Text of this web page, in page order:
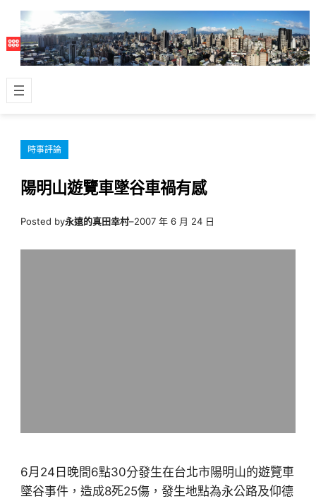
主
容
時事評論
陽明山遊覽車墜谷車禍有感
Posted by永遠的真田幸村–2007 年 6 月 24 日
6月24日晚間6點30分發生在台北市陽明山的遊覽車
墜谷事件，造成8死25傷，發生地點為永公路及仰德